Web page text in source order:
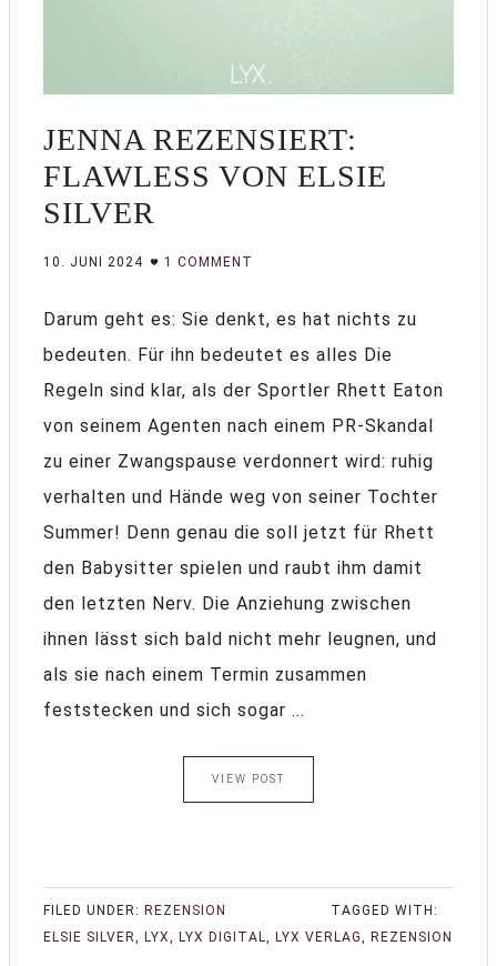
JENNA REZENSIERT:
FLAWLESS VON ELSIE
SILVER
10. JUNI 2024 1 COMMENT
Darum geht es: Sie denkt, es hat nichts zu
bedeuten. Für ihn bedeutet es alles Die
Regeln sind klar, als der Sportler Rhett Eaton
von seinem Agenten nach einem PR-Skandal
zu einer Zwangspause verdonnert wird: ruhig
verhalten und Hände weg von seiner Tochter
Summer! Denn genau die soll jetzt für Rhett
den Babysitter spielen und raubt ihm damit
den letzten Nerv. Die Anziehung zwischen
ihnen lässt sich bald nicht mehr leugnen, und
als sie nach einem Termin zusammen
feststecken und sich sogar ...
VIEW POST
FILED UNDER: REZENSION
TAGGED WITH:
ELSIE SILVER, LYX, LYX DIGITAL, LYX VERLAG, REZENSION